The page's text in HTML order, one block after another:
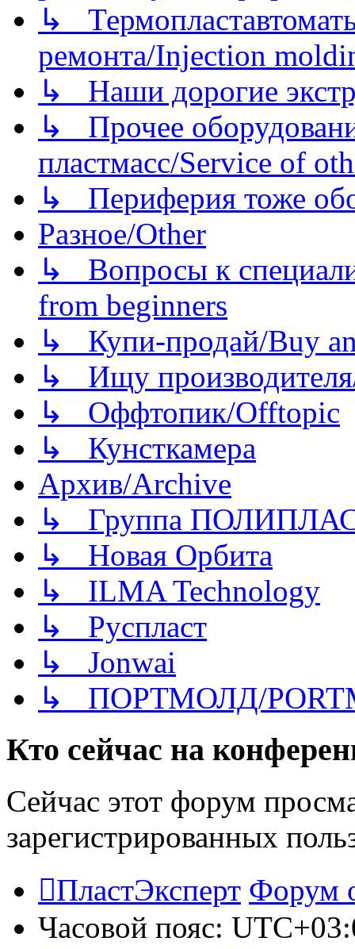
↳
ремонта/Injection
↳ Наши дорогие
↳ Прочее
пластмасс/Service of
↳ Периферия тоже
Разное/Other
↳ Вопросы к
from beginners
↳ Купи-продай/Buy
↳ Ищу
↳ Оффтопик/Offtopic
↳ Кунсткамера
Архив/Archive
↳ Группа
↳ Новая Орбита
↳ ILMA Technology
↳ Руспласт
↳ Jonwai
↳ ПОРТМОЛД/
Кто сейчас на
Сейчас этот форум
зарегистрированных
ПластЭксперт Форум
Часовой пояс: